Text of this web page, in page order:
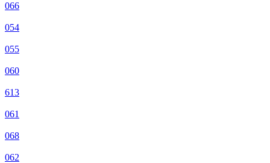
066
054
055
060
613
061
068
062